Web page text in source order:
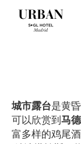
城市露台是黄
可以欣赏到 马
富多样的鸡尾